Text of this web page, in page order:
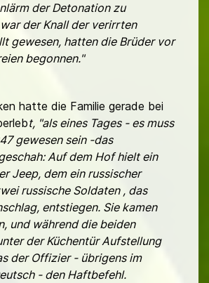
der Detonation zu
der Knall der verirrten
gewesen, hatten die Brüder vor
begonnen."
hatte die Familie gerade bei
t, "als eines Tages - es muss
gewesen sein -das
Auf dem Hof hielt ein
Jeep, dem ein russischer
russische Soldaten , das
entstiegen. Sie kamen
und während die beiden
der Küchentür Aufstellung
der Offizier - übrigens im
- den Haftbefehl.